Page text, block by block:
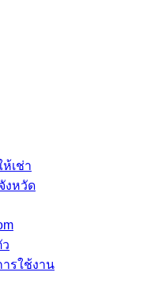
เช่า
งหวัด
รใช้งาน